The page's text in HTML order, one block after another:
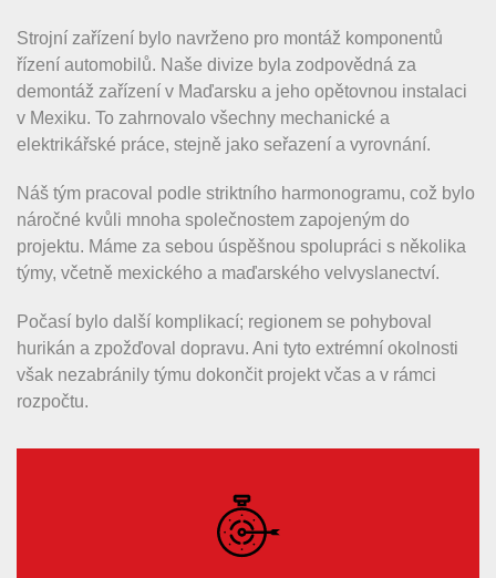
Strojní zařízení bylo navrženo pro montáž komponentů
řízení automobilů. Naše divize byla zodpovědná za
demontáž zařízení v Maďarsku a jeho opětovnou instalaci
v Mexiku. To zahrnovalo všechny mechanické a
elektrikářské práce, stejně jako seřazení a vyrovnání.
Náš tým pracoval podle striktního harmonogramu, což bylo
náročné kvůli mnoha společnostem zapojeným do
projektu. Máme za sebou úspěšnou spolupráci s několika
týmy, včetně mexického a maďarského velvyslanectví.
Počasí bylo další komplikací; regionem se pohyboval
hurikán a zpožďoval dopravu. Ani tyto extrémní okolnosti
však nezabránily týmu dokončit projekt včas a v rámci
rozpočtu.